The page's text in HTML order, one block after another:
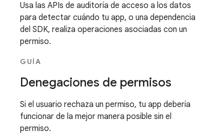
Usa las APIs de auditoría de acceso a los datos
para detectar cuándo tu app, o una dependencia
del SDK, realiza operaciones asociadas con un
permiso.
GUÍA
Denegaciones de permisos
Si el usuario rechaza un permiso, tu app debería
funcionar de la mejor manera posible sin el
permiso.